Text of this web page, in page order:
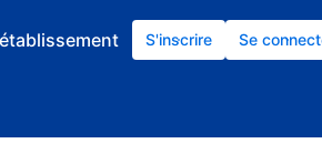
S'inscrire Se